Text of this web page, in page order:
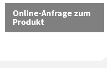
Online-Anfrage zum
Produkt